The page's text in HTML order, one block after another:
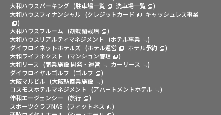
大和ハウスパーキング (駐車場一覧 洗車場一覧
)
大和ハウスフィナンシャル (クレジットカード
キャッシュレス事業
)
大和ハウスブルーム (胡蝶蘭栽培
)
大和ハウスリアルティマネジメント (ホテル事業
)
ダイワロイネットホテルズ (ホテル運営 ホテル予約
)
大和ライフネクスト (マンション管理
)
大和リース
(商業施設 開発・運営 カーリース
)
ダイワロイヤルゴルフ (ゴルフ
)
大阪マルビル (大阪駅商業施設
)
コスモスホテルマネジメント (アパートメントホテル
)
伸和エージェンシー (旅行
)
スポーツクラブNAS (フィットネス
)